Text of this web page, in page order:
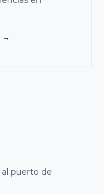
→
puerto de